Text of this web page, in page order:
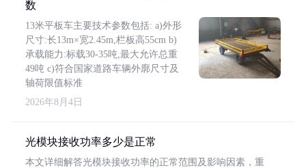
数
13米平板车主要技术参数包括: a)外形
尺寸:长13m×宽2.45m,栏板高55cm b)
承载能力:标载30-35吨,最大允许总重
49吨 c)符合国家道路车辆外廓尺寸及
轴荷限值标准
2026年8月4日
光模块接收功率多少是正常
本文详细解答光模块接收功率的正常范围及影响因素，重